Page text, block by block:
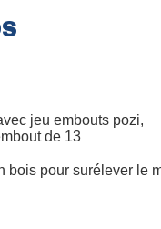
jeu embouts pozi,
de 13
bois pour surélever le